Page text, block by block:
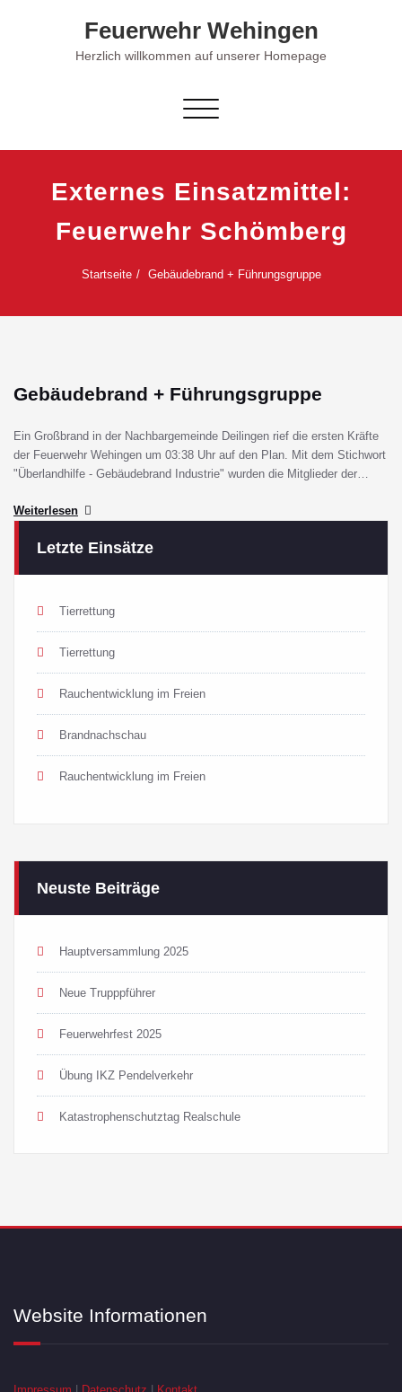
Feuerwehr Wehingen
Herzlich willkommen auf unserer Homepage
Schalte Navigation
Externes Einsatzmittel:
Feuerwehr Schömberg
Startseite Gebäudebrand + Führungsgruppe
Gebäudebrand + Führungsgruppe
Ein Großbrand in der Nachbargemeinde Deilingen rief die ersten Kräfte
der Feuerwehr Wehingen um 03:38 Uhr auf den Plan. Mit dem Stichwort
"Überlandhilfe - Gebäudebrand Industrie" wurden die Mitglieder der…
Weiterlesen
Letzte Einsätze
Tierrettung
Tierrettung
Rauchentwicklung im Freien
Brandnachschau
Rauchentwicklung im Freien
Neuste Beiträge
Hauptversammlung 2025
Neue Trupppführer
Feuerwehrfest 2025
Übung IKZ Pendelverkehr
Katastrophenschutztag Realschule
Website Informationen